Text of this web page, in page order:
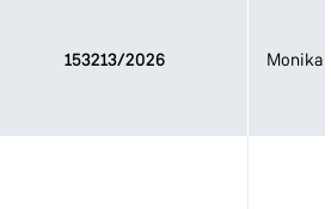
153213/2026 Monika